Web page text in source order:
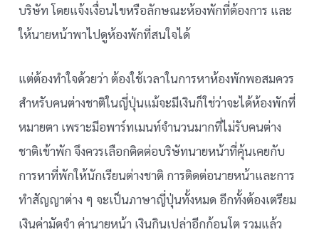
บริษัท โดยแจ้งเงื่อนไขหรือลักษณะห้องพักที่ต้องการ และ
ให้นายหน้าพาไปดูห้องพักที่สนใจได้
แต่ต้องทำใจด้วยว่า ต้องใช้เวลาในการหาห้องพักพอสมควร
สำหรับคนต่างชาติในญี่ปุ่นแม้จะมีเงินก็ใช่ว่าจะได้ห้องพักที่
หมายตา เพราะมีอพาร์ทเมนท์จำนวนมากที่ไม่รับคนต่าง
ชาติเข้าพัก จึงควรเลือกติดต่อบริษัทนายหน้าที่คุ้นเคยกับ
การหาที่พักให้นักเรียนต่างชาติ การติดต่อนายหน้าและการ
ทำสัญญาต่าง ๆ จะเป็นภาษาญี่ปุ่นทั้งหมด อีกทั้งต้องเตรียม
เงินค่ามัดจำ ค่านายหน้า เงินกินเปล่าอีกก้อนโต รวมแล้ว